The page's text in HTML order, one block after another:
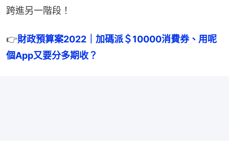
跨進另一階段！
👉財政預算案2022｜加碼派＄10000消費券、用呢
個App又要分多期收？